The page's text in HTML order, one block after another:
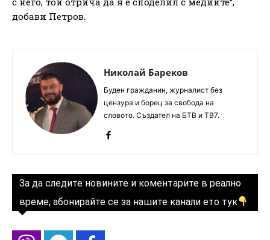
добави Петров.
Николай Бареков
Буден гражданин, журналист без
цензура и борец за свобода на
словото. Създател на БТВ и ТВ7.
За да следите новините и коментарите в реално
време, абонирайте се за нашите канали ето тук